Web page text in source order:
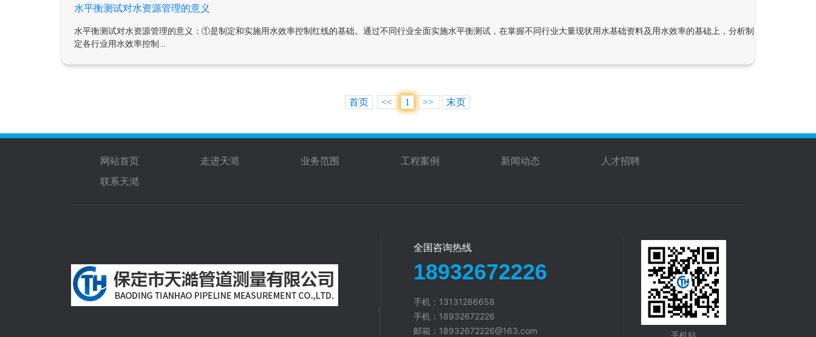
水平衡测试对水资源管理的意义
水平衡测试对水资源管理的意义：①是制定和实施用水效率控制红线的基础。通过不同行业全面实施水平衡测试，在掌握不同行业大量现状用水基础资料及用水效率的基础上，分析制定各行业用水定
定各行业用水效率控制...
首页 << 1 >> 末页
网站首页 走进天澔 业务范围 工程案例 新闻动态
人才招聘
联系天澔
全国咨询热线
18932672226
手机：13131286658
手机：18932672226
邮箱：18932672226@163.com
手机站